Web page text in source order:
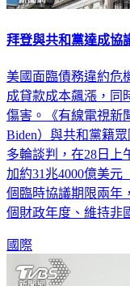
拜登與共和黨達成
美國面臨債務違約危
成貸款成本飆漲，同
傷害。《有線電視新
Biden）與共和黨籍
多輪談判，在28日上
加約31兆4000億美元
個臨時協議期限兩年
個財政年度、維持非
國際